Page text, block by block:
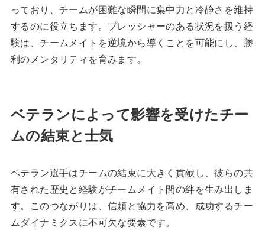
っており、チームが困難な瞬間に集中力と冷静さを維持
するのに役立ちます。プレッシャーのある状況を扱う経
験は、チームメイトを逆境から導くことを可能にし、勝
利のメンタリティを育みます。
ベテランによって影響を受けたチー
ムの結束と士気
ベテラン選手はチームの結束に大きく貢献し、彼らの共
有された歴史と経験がチームメイト間の絆を生み出しま
す。このつながりは、信頼と協力を高め、成功するチー
ムダイナミクスに不可欠な要素です。